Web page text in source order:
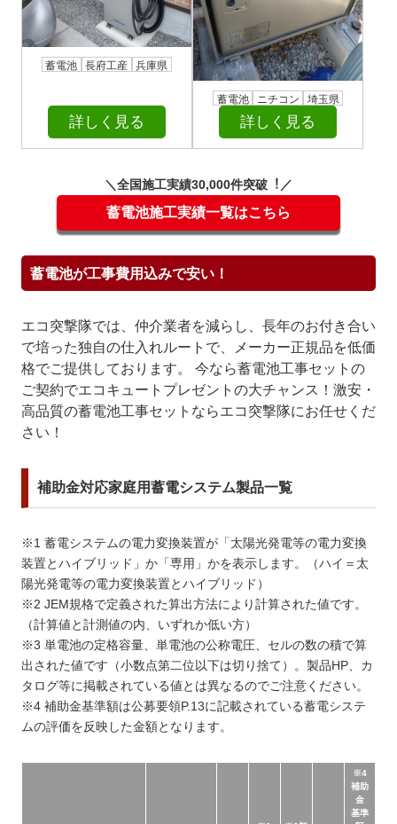
蓄電池 長府工産 兵庫県
詳しく見る
蓄電池 ニチコン 埼玉県
詳しく見る
＼全国施⼯実績30,000件突破︕／
蓄電池施工実績一覧はこちら
蓄電池が工事費用込みで安い！
エコ突撃隊では、仲介業者を減らし、長年のお付き合い
で培った独自の仕入れルートで、メーカー正規品を低価
格でご提供しております。 今なら蓄電池工事セットの
ご契約でエコキュートプレゼントの大チャンス！激安・
高品質の蓄電池工事セットならエコ突撃隊にお任せくだ
さい！
補助金対応家庭用蓄電システム製品一覧
※1 蓄電システムの電力変換装置が「太陽光発電等の電力変換
装置とハイブリッド」か「専用」かを表示します。（ハイ＝太
陽光発電等の電力変換装置とハイブリッド）
※2 JEM規格で定義された算出方法により計算された値です。
（計算値と計測値の内、いずれか低い方）
※3 単電池の定格容量、単電池の公称電圧、セルの数の積で算
出された値です（小数点第二位以下は切り捨て）。製品HP、カ
タログ等に掲載されている値とは異なるのでご注意ください。
※4 補助金基準額は公募要領P.13に記載されている蓄電システ
ムの評価を反映した金額となります。
※4
補助
金
基準